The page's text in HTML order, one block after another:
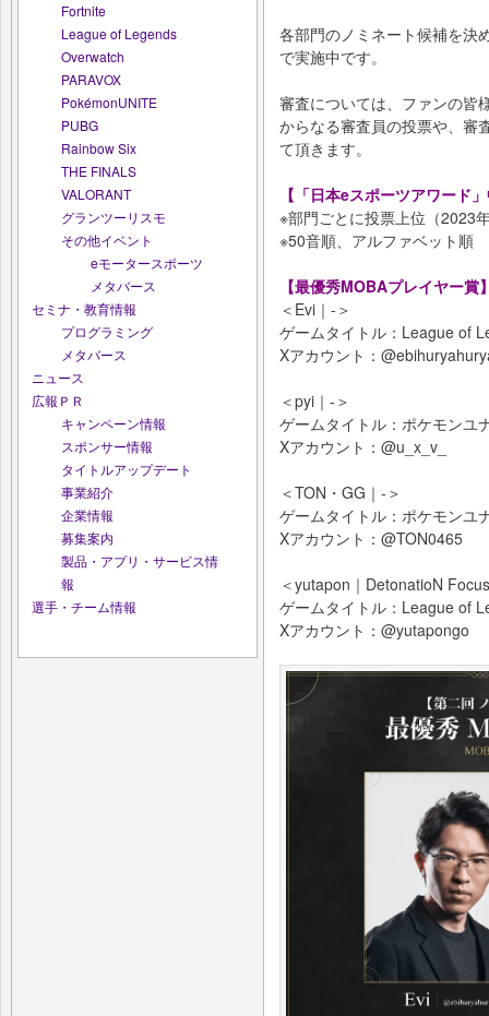
Fortnite
League of Legends
Overwatch
PARAVOX
PokémonUNITE
PUBG
Rainbow Six
THE FINALS
VALORANT
グランツーリスモ
その他イベント
eモータースポーツ
メタバース
セミナ・教育情報
プログラミング
メタバース
ニュース
広報ＰＲ
キャンペーン情報
スポンサー情報
タイトルアップデート
事業紹介
企業情報
募集案内
製品・アプリ・サービス情
報
選手・チーム情報
各部門のノミネート候補を決
で実施中です。
審査については、ファンの皆
からなる審査員の投票や、審
て頂きます。
【「日本eスポーツアワード
※部門ごとに投票上位（2023
※50音順、アルファベット順
【最優秀MOBAプレイヤー賞
＜Evi｜-＞
ゲームタイトル：League of
Xアカウント：
＜pyi｜-＞
ゲームタイトル：ポケモンユ
Xアカウント：@u_x_v_
＜TON・GG｜-＞
ゲームタイトル：ポケモンユ
Xアカウント：@TON0465
＜yutapon｜DetonatioN
ゲームタイトル：League of
Xアカウント：@yutapongo